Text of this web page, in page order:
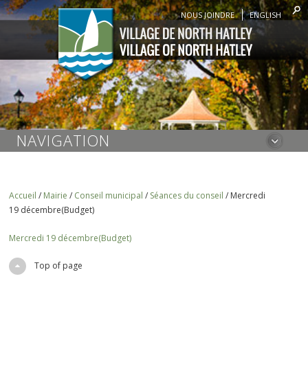
NOUS JOINDRE ENGLISH
NAVIGATION
Accueil / Mairie / Conseil municipal / Séances du conseil / Mercredi
19 décembre(Budget)
Mercredi 19 décembre(Budget)
Top of page